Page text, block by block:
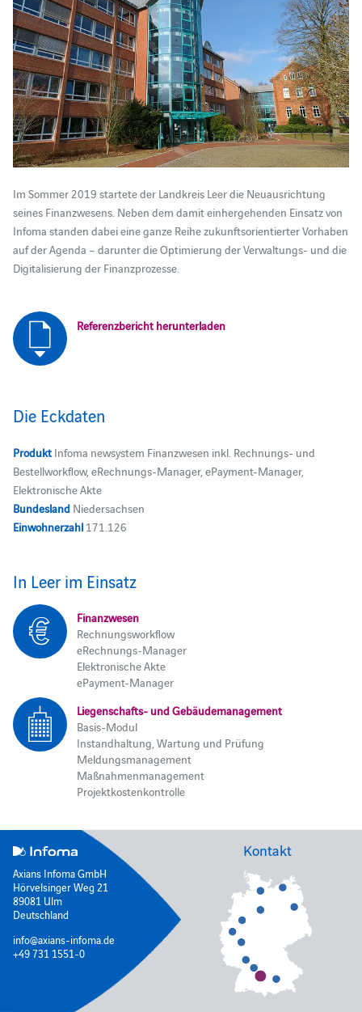
Im Sommer 2019 startete der Landkreis Leer die Neuausrichtung
seines Finanzwesens. Neben dem damit einhergehenden Einsatz von
Infoma standen dabei eine ganze Reihe zukunftsorientierter Vorhaben
auf der Agenda – darunter die Optimierung der Verwaltungs- und die
Digitalisierung der Finanzprozesse.
Referenzbericht herunterladen
Die Eckdaten
ProduktInfoma newsystem Finanzwesen inkl. Rechnungs- und
Bestellworkflow, eRechnungs-Manager, ePayment-Manager,
Elektronische Akte
BundeslandNiedersachsen
Einwohnerzahl171.126
In Leer im Einsatz
Finanzwesen
Rechnungsworkflow
eRechnungs-Manager
Elektronische Akte
ePayment-Manager
Liegenschafts- und Gebäudemanagement
Basis-Modul
Instandhaltung, Wartung und Prüfung
Meldungsmanagement
Maßnahmenmanagement
Projektkostenkontrolle
Axians Infoma GmbH
Hörvelsinger Weg 21
89081 Ulm
Deutschland
info@axians-infoma.de
+49 731 1551-0
Kontakt